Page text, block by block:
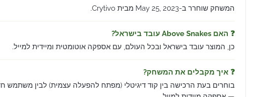
המשחק שוחרר ב-May 25, 2023 מבית Crytivo.
❓ האם Above Snakes עובד בישראל?
כן, המוצר עובד בישראל ובכל העולם, עם אספקה אוטומטית ומיידית למייל.
❓ איך מקבלים את המשחק?
בוחרים בעת הרכישה בין קוד דיגיטלי (מפתח להפעלה עצמית) לבין משתמש